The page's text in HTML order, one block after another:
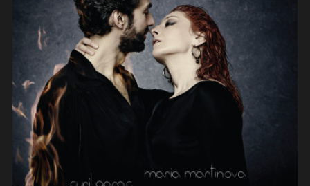
Paris –
Buenos Aires (2015)
(arrangements)